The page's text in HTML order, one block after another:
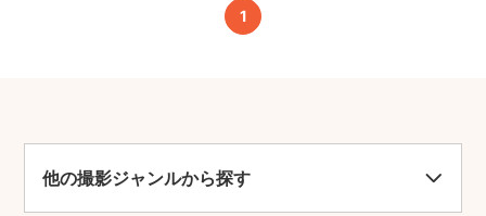
1
他の撮影ジャンルから探す